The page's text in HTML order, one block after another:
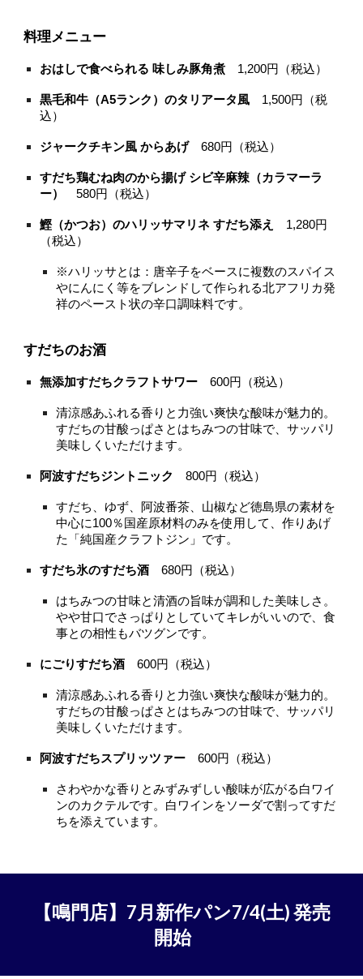
料理メニュー
おはしで食べられる 味しみ豚角煮 1,200円（税込）
黒毛和牛（A5ランク）のタリアータ風 1,500円（税
込）
ジャークチキン風 からあげ680円（税込）
すだち鶏むね肉のから揚げ シビ辛麻辣（カラマーラ
ー）580円（税込）
鰹（かつお）のハリッサマリネ すだち添え 1,280円
（税込）
※ハリッサとは：唐辛子をベースに複数のスパイス
やにんにく等をブレンドして作られる北アフリカ発
祥のペースト状の辛口調味料です。
すだちのお酒
無添加すだちクラフトサワー600円（税込）
清涼感あふれる香りと力強い爽快な酸味が魅力的。
すだちの甘酸っぱさとはちみつの甘味で、サッパリ
美味しくいただけます。
阿波すだちジントニック800円（税込）
すだち、ゆず、阿波番茶、山椒など徳島県の素材を
中心に100％国産原材料のみを使用して、作りあげ
た「純国産クラフトジン」です。
すだち氷のすだち酒680円（税込）
はちみつの甘味と清酒の旨味が調和した美味しさ。
やや甘口でさっぱりとしていてキレがいいので、食
事との相性もバツグンです。
にごりすだち酒600円（税込）
清涼感あふれる香りと力強い爽快な酸味が魅力的。
すだちの甘酸っぱさとはちみつの甘味で、サッパリ
美味しくいただけます。
阿波すだちスプリッツァー600円（税込）
さわやかな香りとみずみずしい酸味が広がる白ワイ
ンのカクテルです。白ワインをソーダで割ってすだ
ちを添えています。
【鳴門店】7月新作パン7/4(土)発売
開始